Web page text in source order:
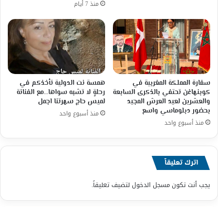
منذ 7 أيام
سفارة المملكة المغربية في
كوبنهاغن تحتفي بالذكرى السابعة
والعشرين لعيد العرش المجيد
بحضور دبلوماسي واسع
منذ أسبوع واحد
همسة نت الدولية تأخذكم في
رحلةٍ لا تشبه سواها…مع الفنانة
لميس حاج سهرتنا اجمل
منذ أسبوع واحد
اترك تعليقاً
يجب أنت تكونمسجل الدخول لتضيف تعليقاً.